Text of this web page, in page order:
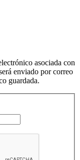
asociada con
enviado por correo
guardada.